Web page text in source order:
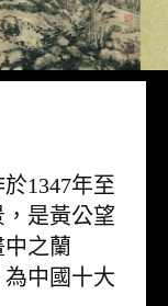
1347年至
是黃公望
之蘭
中國十大